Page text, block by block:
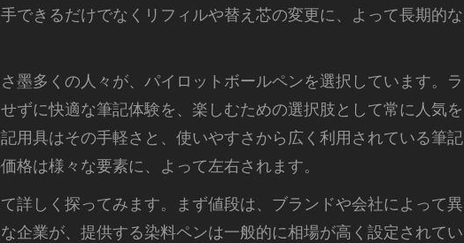
できるだけでなくリフィルや替え芯の変更に、よって長期的な
墨多くの人々が、パイロットボールペンを選択しています。ラ
ずに快適な筆記体験を、楽しむための選択肢として常に人気を
用具はその手軽さと、使いやすさから広く利用されている筆記
格は様々な要素に、よって左右されます。
詳しく探ってみます。まず値段は、ブランドや会社によって異
企業が、提供する染料ペンは一般的に相場が高く設定されてい